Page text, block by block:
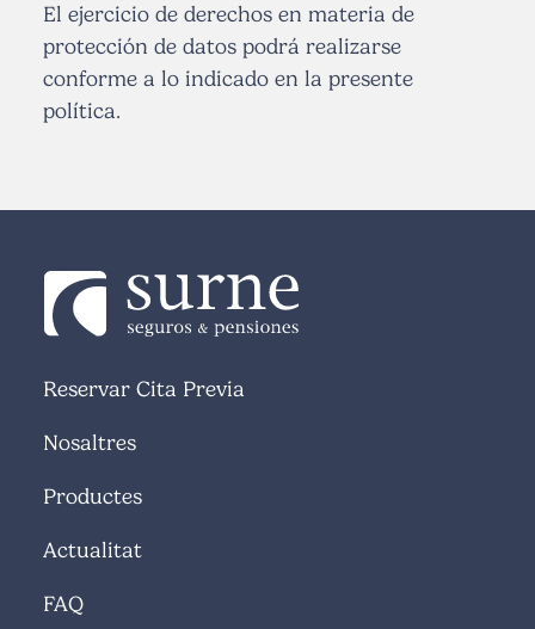
El ejercicio de derechos en materia de
protección de datos podrá realizarse
conforme a lo indicado en la presente
política.
Reservar Cita Previa
Nosaltres
Productes
Actualitat
FAQ